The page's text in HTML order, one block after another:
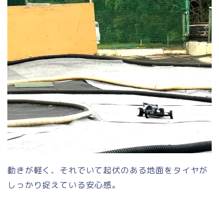
動きが軽く、それでいて起伏のある地面をタイヤが
しっかり捉えている安心感。